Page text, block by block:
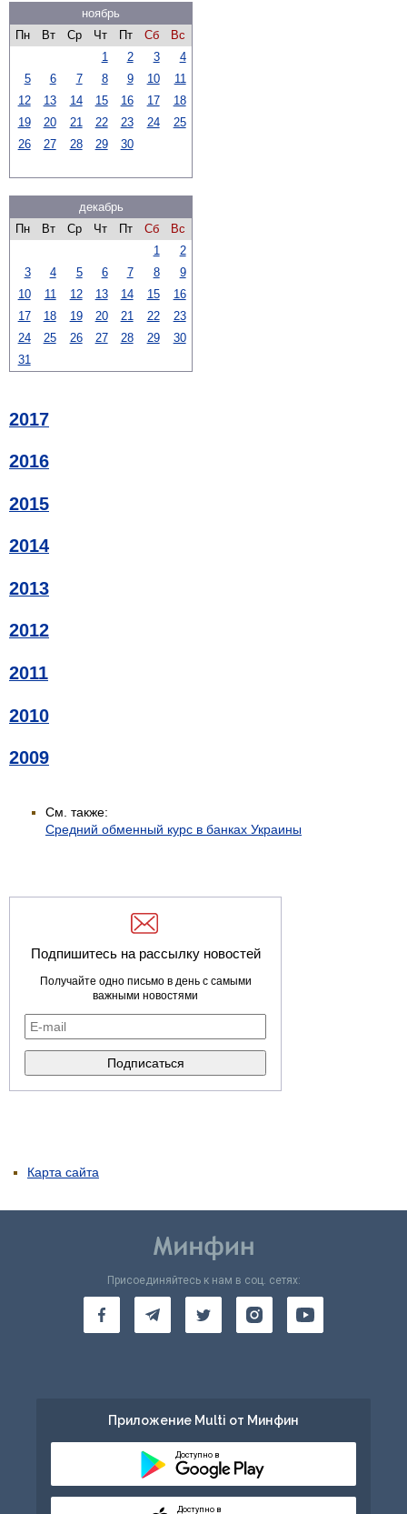
ноябрь
Пн
Вт Ср Чт Пт Сб
Вс
1
2 3
4
5
6 7 8 9 10
11
12
13 14 15 16 17
18
19
20 21 22 23 24
25
26
27 28 29 30
декабрь
Пн
Вт Ср Чт Пт Сб
Вс
1
2
3
4 5 6 7 8
9
10
11 12 13 14 15
16
17
18 19 20 21 22
23
24
25 26 27 28 29
30
31
2017
2016
2015
2014
2013
2012
2011
2010
2009
См. также:
Средний обменный курс в банках Украины
Подпишитесь на рассылку новостей
Получайте одно письмо в день с самыми
важными новостями
Карта сайта
Присоединяйтесь к нам в соц. сетях:
Приложение Multi от Минфин
Доступно в
Доступно в